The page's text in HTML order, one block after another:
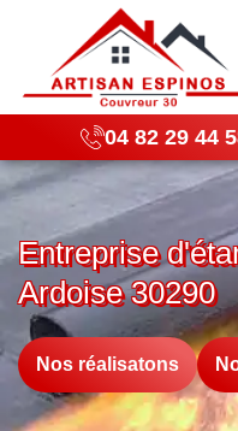
04 82 29 44
Entreprise
Ardoise 30290
Nos réalisatons